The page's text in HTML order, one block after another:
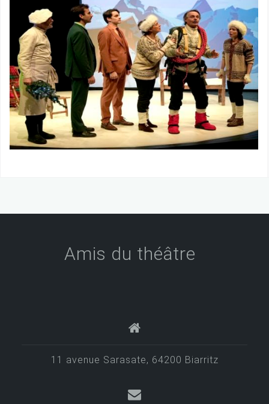
Amis du théâtre
11 avenue Sarasate, 64200 Biarritz